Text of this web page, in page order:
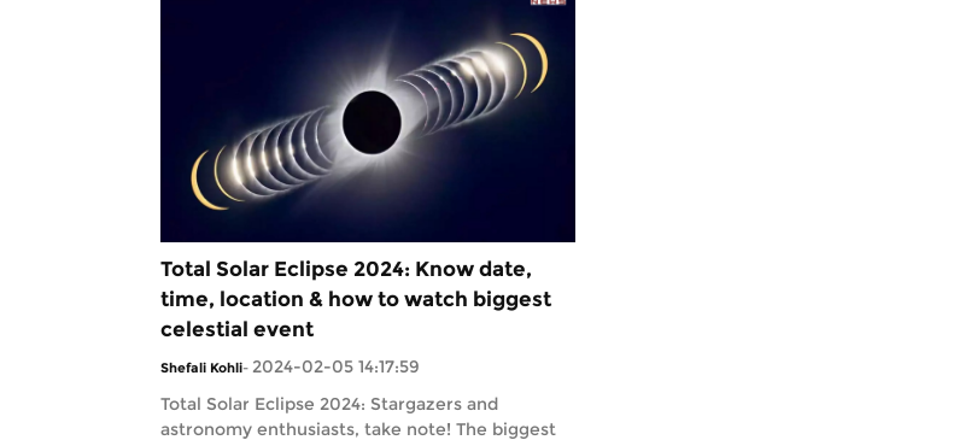
Total Solar Eclipse 2024: Know date,
time, location & how to watch biggest
celestial event
Shefali Kohli- 2024-02-05 14:17:59
Total Solar Eclipse 2024: Stargazers and
astronomy enthusiasts, take note! The biggest